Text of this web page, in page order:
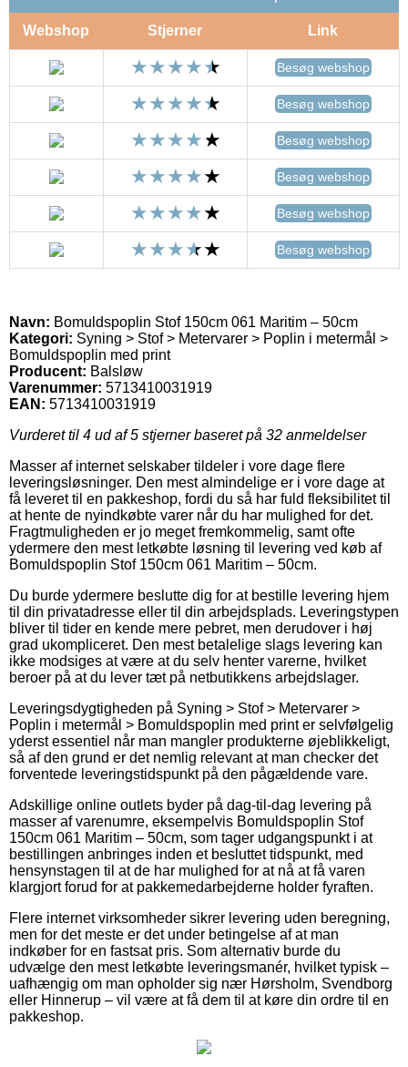
Webshop Stjerner Link
Besøg webshop
Besøg webshop
Besøg webshop
Besøg webshop
Besøg webshop
Besøg webshop
Navn: Bomuldspoplin Stof 150cm 061 Maritim – 50cm
Kategori: Syning > Stof > Metervarer > Poplin i metermål >
Bomuldspoplin med print
Producent: Balsløw
Varenummer: 5713410031919
EAN: 5713410031919
Vurderet til 4 ud af 5 stjerner baseret på 32 anmeldelser
Masser af internet selskaber tildeler i vore dage flere
leveringsløsninger. Den mest almindelige er i vore dage at
få leveret til en pakkeshop, fordi du så har fuld fleksibilitet til
at hente de nyindkøbte varer når du har mulighed for det.
Fragtmuligheden er jo meget fremkommelig, samt ofte
ydermere den mest letkøbte løsning til levering ved køb af
Bomuldspoplin Stof 150cm 061 Maritim – 50cm.
Du burde ydermere beslutte dig for at bestille levering hjem
til din privatadresse eller til din arbejdsplads. Leveringstypen
bliver til tider en kende mere pebret, men derudover i høj
grad ukompliceret. Den mest betalelige slags levering kan
ikke modsiges at være at du selv henter varerne, hvilket
beroer på at du lever tæt på netbutikkens arbejdslager.
Leveringsdygtigheden på Syning > Stof > Metervarer >
Poplin i metermål > Bomuldspoplin med print er selvfølgelig
yderst essentiel når man mangler produkterne øjeblikkeligt,
så af den grund er det nemlig relevant at man checker det
forventede leveringstidspunkt på den pågældende vare.
Adskillige online outlets byder på dag-til-dag levering på
masser af varenumre, eksempelvis Bomuldspoplin Stof
150cm 061 Maritim – 50cm, som tager udgangspunkt i at
bestillingen anbringes inden et besluttet tidspunkt, med
hensynstagen til at de har mulighed for at nå at få varen
klargjort forud for at pakkemedarbejderne holder fyraften.
Flere internet virksomheder sikrer levering uden beregning,
men for det meste er det under betingelse af at man
indkøber for en fastsat pris. Som alternativ burde du
udvælge den mest letkøbte leveringsmanér, hvilket typisk –
uafhængig om man opholder sig nær Hørsholm, Svendborg
eller Hinnerup – vil være at få dem til at køre din ordre til en
pakkeshop.